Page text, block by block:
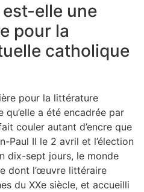
elle une
pour la
catholique
pour la littérature
a été encadrée par
couler autant d’encre que
Paul II le 2 avril et l’élection
dix-sept jours, le monde
dont l’œuvre littéraire
du XXe siècle, et accueilli